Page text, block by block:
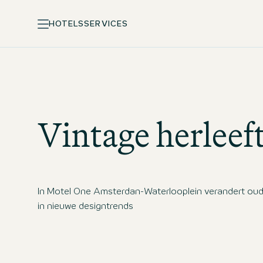
HOTELSSERVICES
Vintage
In Motel One Amsterdan-Waterlooplein verandert oud
in nieuwe designtrends